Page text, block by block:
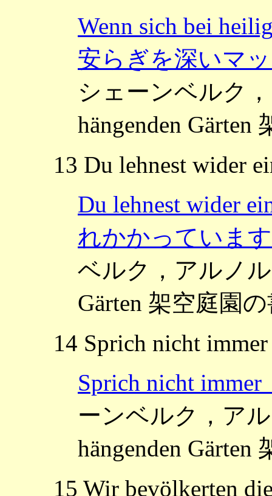
Wenn sich bei
安らぎを深いマ
シェーンベルク
hängenden Gärten
13 Du lehnest wider
Du lehnest wider
れかかっていま
ベルク，アルノル
Gärten 架空庭園
14 Sprich nicht immer
Sprich nicht
ーンベルク，ア
hängenden Gärten
15 Wir bevölkerten